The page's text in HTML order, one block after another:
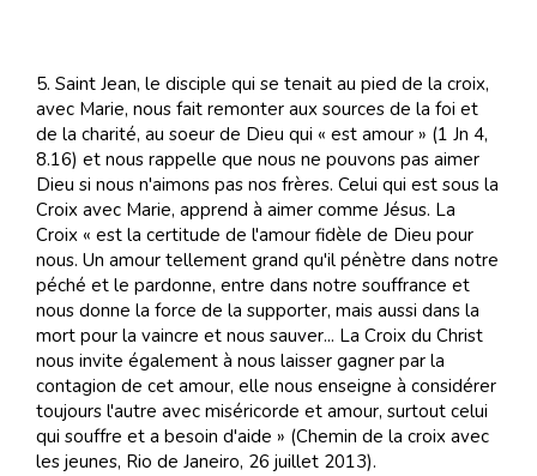
5. Saint Jean, le disciple qui se tenait au pied de la croix,
avec Marie, nous fait remonter aux sources de la foi et
de la charité, au soeur de Dieu qui « est amour » (1 Jn 4,
8.16) et nous rappelle que nous ne pouvons pas aimer
Dieu si nous n'aimons pas nos frères. Celui qui est sous la
Croix avec Marie, apprend à aimer comme Jésus. La
Croix « est la certitude de l'amour fidèle de Dieu pour
nous. Un amour tellement grand qu'il pénètre dans notre
péché et le pardonne, entre dans notre souffrance et
nous donne la force de la supporter, mais aussi dans la
mort pour la vaincre et nous sauver... La Croix du Christ
nous invite également à nous laisser gagner par la
contagion de cet amour, elle nous enseigne à considérer
toujours l'autre avec miséricorde et amour, surtout celui
qui souffre et a besoin d'aide » (Chemin de la croix avec
les jeunes, Rio de Janeiro, 26 juillet 2013).